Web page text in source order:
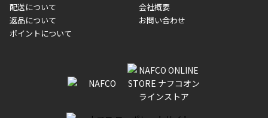
■店舗受取をご選択いただいた場合
ご注文が確認出来次第、お受取される店舗在庫を使用してご準備
をさせていただきます。店舗に在庫がない場合は店舗よりお取り
いただく場合がございます。店舗準備でのお渡しとなる為、商品
のみの受け渡しとなります。（箱や納品書は付属しておりませ
ん）店舗で準備が出来次第、メールにてご連絡させていただきま
配送について
返品について
ポイントについて
会社概要
お問い合わせ